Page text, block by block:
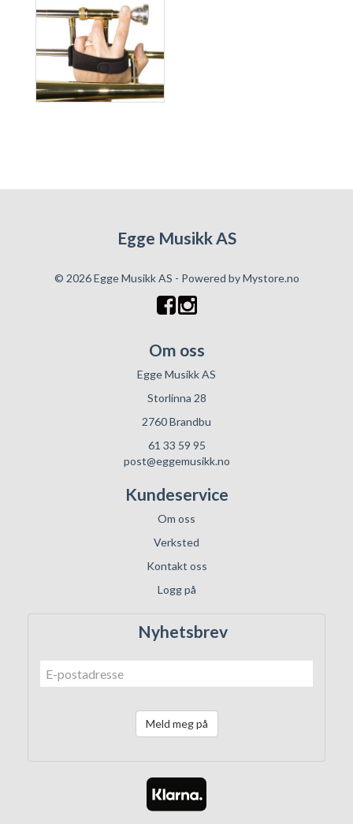
Egge Musikk AS
© 2026 Egge Musikk AS - Powered byMystore.no
Om oss
Egge Musikk AS
Storlinna 28
2760 Brandbu
61 33 59 95
post@eggemusikk.no
Kundeservice
Om oss
Verksted
Kontakt oss
Logg på
Nyhetsbrev
Meld meg på